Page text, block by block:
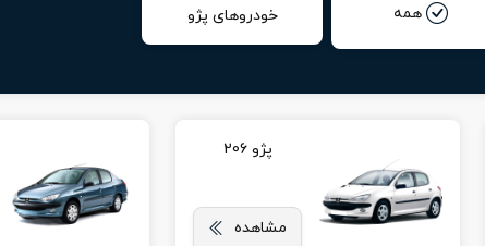
همه خودروهای پژو
پژو 206
مشاهده